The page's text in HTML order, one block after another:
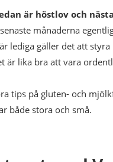
är höstlov och
månaderna
lediga gäller det att
är lika bra att vara
tips på gluten- och
både stora och små.